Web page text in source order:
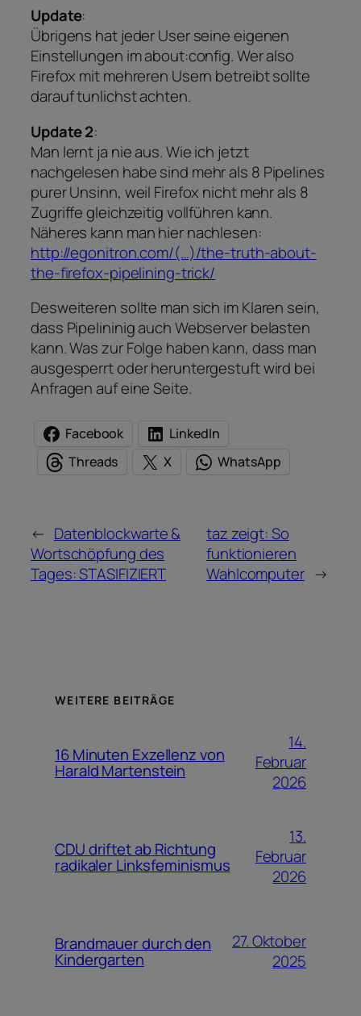
Update:
Übrigens hat jeder User seine eigenen
Einstellungen im about:config. Wer also
Firefox mit mehreren Usern betreibt sollte
darauf tunlichst achten.
Update 2:
Man lernt ja nie aus. Wie ich jetzt
nachgelesen habe sind mehr als 8 Pipelines
purer Unsinn, weil Firefox nicht mehr als 8
Zugriffe gleichzeitig vollführen kann.
Näheres kann man hier nachlesen:
http://egonitron.com/(…)/the-truth-about-
the-firefox-pipelining-trick/
Desweiteren sollte man sich im Klaren sein,
dass Pipelininig auch Webserver belasten
kann. Was zur Folge haben kann, dass man
ausgesperrt oder heruntergestuft wird bei
Anfragen auf eine Seite.
Facebook
LinkedIn
Threads
X WhatsApp
← Datenblockwarte &
Wortschöpfung des
Tages: STASIFIZIERT
taz zeigt: So
funktionieren
Wahlcomputer →
WEITERE BEITRÄGE
16 Minuten Exzellenz von
Harald Martenstein
14.
Februar
2026
CDU driftet ab Richtung
radikaler Linksfeminismus
13.
Februar
2026
Brandmauer durch den
Kindergarten
27. Oktober
2025